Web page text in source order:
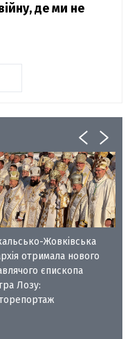
де ми не
Жовківська
отримала нового
єпископа
Лозу: